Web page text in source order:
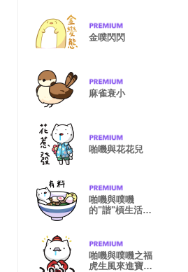
金噗閃閃
麻雀衰小
啪嘰與花花兒
啪嘰與噗嘰
的"諧"槓生活
啪嘰與噗嘰之福
虎生風來進寶